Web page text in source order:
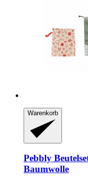
Warenkorb
Pebbly
Baumwolle